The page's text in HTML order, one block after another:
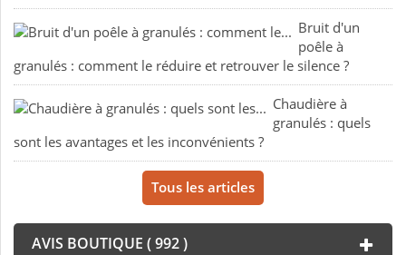
Bruit d'un
poêle à
granulés : comment le réduire et retrouver le silence ?
Chaudière à
granulés : quels
sont les avantages et les inconvénients ?
Tous les articles
AVIS BOUTIQUE ( 992 )